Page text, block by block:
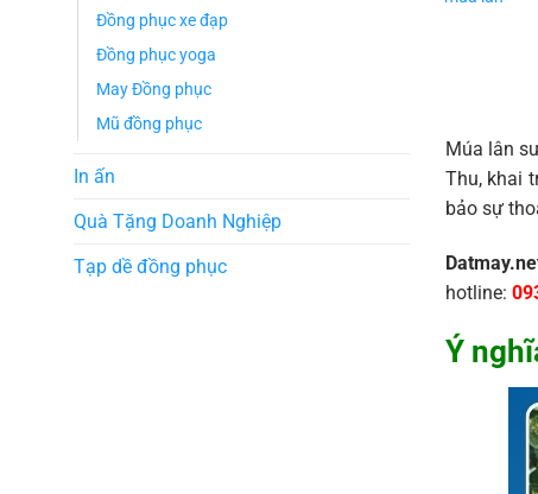
Đồng phục xe đạp
Đồng phục yoga
May Đồng phục
Mũ đồng phục
In ấn
Quà Tặng Doanh Nghiệp
Tạp dề đồng phục
Múa lân
Thu, khai
bảo sự
hotline:
Ý